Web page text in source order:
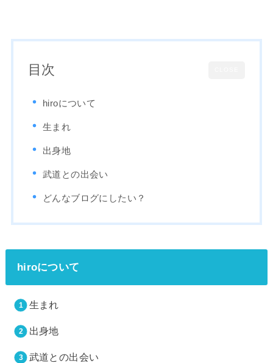
目次
hiroについて
生まれ
出身地
武道との出会い
どんなブログにしたい？
hiroについて
生まれ
出身地
武道との出会い